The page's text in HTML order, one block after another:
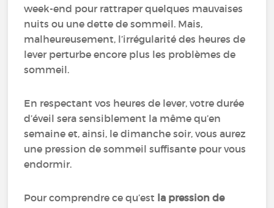
week-end pour rattraper quelques mauvaises
nuits ou une dette de sommeil. Mais,
malheureusement, l’irrégularité des heures de
lever perturbe encore plus les problèmes de
sommeil.
En respectant vos heures de lever, votre durée
d’éveil sera sensiblement la même qu’en
semaine et, ainsi, le dimanche soir, vous aurez
une pression de sommeil suffisante pour vous
endormir.
Pour comprendre ce qu’est la pression de